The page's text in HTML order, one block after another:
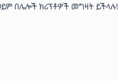
በሌሎች ክሪፕቶዎች መግዛት ይችላሉ!